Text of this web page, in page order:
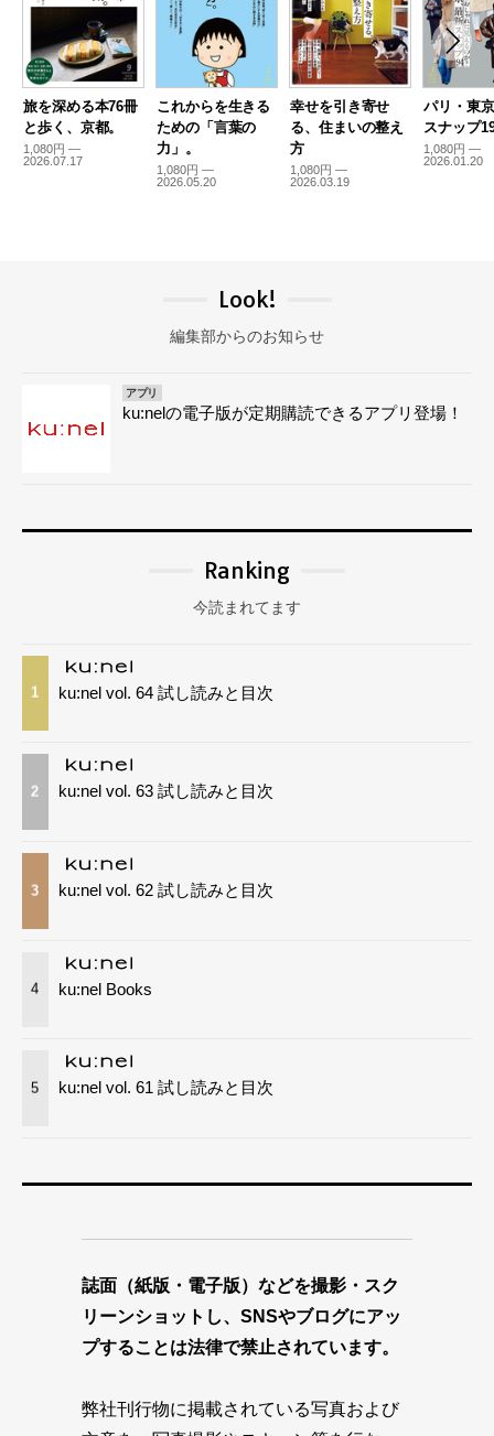
旅を深める本76冊
と歩く、京都。
1,080円 —
2026.07.17
これからを生きる
ための「言葉の
力」。
1,080円 —
2026.05.20
幸せを引き寄せ
る、住まいの整え
方
1,080円 —
2026.03.19
パリ・東
スナップ
1,080円 —
2026.01.20
Look!
編集部からのお知らせ
アプリ
ku:nelの電子版が定期購読できるアプリ登場！
Ranking
今読まれてます
1 ku:nel vol. 64 試し読みと目次
2 ku:nel vol. 63 試し読みと目次
3 ku:nel vol. 62 試し読みと目次
4 ku:nel Books
5 ku:nel vol. 61 試し読みと目次
誌面（紙版・電子版）などを撮影・スク
リーンショットし、SNSやブログにアッ
プすることは法律で禁止されています。
弊社刊行物に掲載されている写真および